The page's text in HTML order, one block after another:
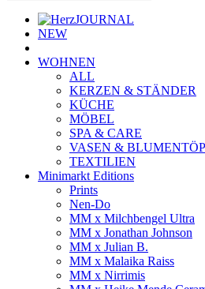
JOURNAL
NEW
WOHNEN
ALL
KERZEN & STÄNDER
KÜCHE
MÖBEL
SPA & CARE
VASEN &
TEXTILIEN
Minimarkt Editions
Prints
Nen-Do
MM x Milchbengel Ultra
MM x Jonathan Johnson
MM x Julian B.
MM x Malaika Raiss
MM x Nirrimis